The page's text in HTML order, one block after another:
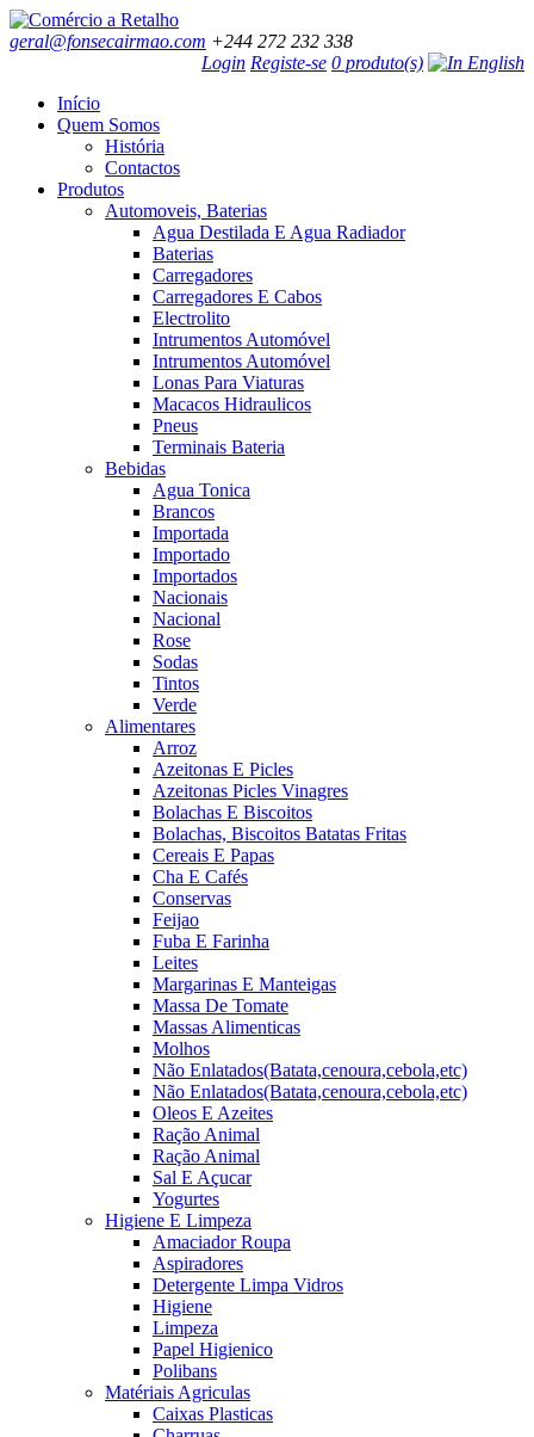
geral@fonsecairmao.com +244 272 232 338
Login Registe-se 0 produto(s)
Início
Quem Somos
História
Contactos
Produtos
Automoveis, Baterias
Agua Destilada E Agua Radiador
Baterias
Carregadores
Carregadores E Cabos
Electrolito
Intrumentos Automóvel
Intrumentos Automóvel
Lonas Para Viaturas
Macacos Hidraulicos
Pneus
Terminais Bateria
Bebidas
Agua Tonica
Brancos
Importada
Importado
Importados
Nacionais
Nacional
Rose
Sodas
Tintos
Verde
Alimentares
Arroz
Azeitonas E Picles
Azeitonas Picles Vinagres
Bolachas E Biscoitos
Bolachas, Biscoitos Batatas Fritas
Cereais E Papas
Cha E Cafés
Conservas
Feijao
Fuba E Farinha
Leites
Margarinas E Manteigas
Massa De Tomate
Massas Alimenticas
Molhos
Não Enlatados(Batata,cenoura,cebola,etc)
Não Enlatados(Batata,cenoura,cebola,etc)
Oleos E Azeites
Ração Animal
Ração Animal
Sal E Açucar
Yogurtes
Higiene E Limpeza
Amaciador Roupa
Aspiradores
Detergente Limpa Vidros
Higiene
Limpeza
Papel Higienico
Polibans
Matériais Agriculas
Caixas Plasticas